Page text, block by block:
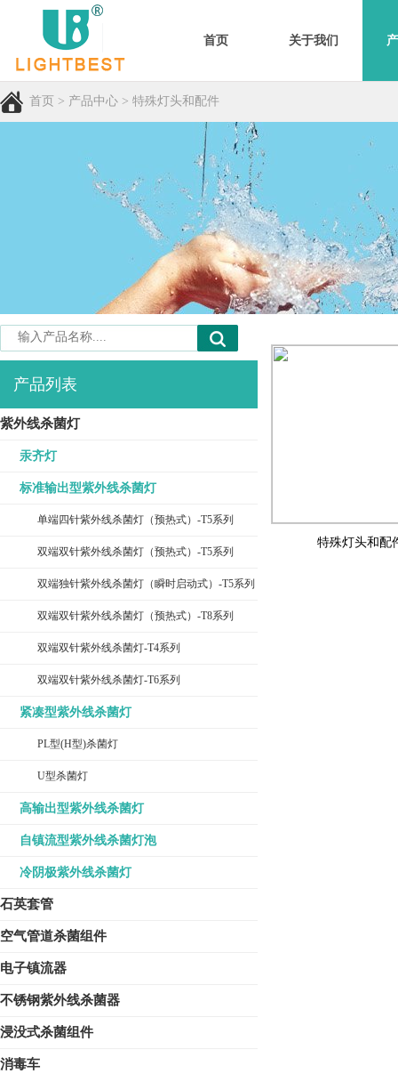
首页 关于我们
首页 > 产品中心 > 特殊灯头和配件
产品列表
紫外线杀菌灯
汞齐灯
标准输出型紫外线杀菌灯
单端四针紫外线杀菌灯（预热式）-T5系列
双端双针紫外线杀菌灯（预热式）-T5系列
双端独针紫外线杀菌灯（瞬时启动式）-T5系列
双端双针紫外线杀菌灯（预热式）-T8系列
双端双针紫外线杀菌灯-T4系列
双端双针紫外线杀菌灯-T6系列
紧凑型紫外线杀菌灯
PL型(H型)杀菌灯
U型杀菌灯
高输出型紫外线杀菌灯
自镇流型紫外线杀菌灯泡
冷阴极紫外线杀菌灯
石英套管
空气管道杀菌组件
电子镇流器
不锈钢紫外线杀菌器
浸没式杀菌组件
消毒车
特殊灯头和配